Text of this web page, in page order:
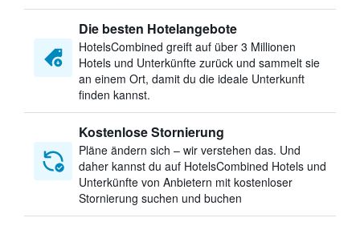
Die besten Hotelangebote
HotelsCombined greift auf über 3 Millionen
Hotels und Unterkünfte zurück und sammelt sie
an einem Ort, damit du die ideale Unterkunft
finden kannst.
Kostenlose Stornierung
Pläne ändern sich – wir verstehen das. Und
daher kannst du auf HotelsCombined Hotels und
Unterkünfte von Anbietern mit kostenloser
Stornierung suchen und buchen